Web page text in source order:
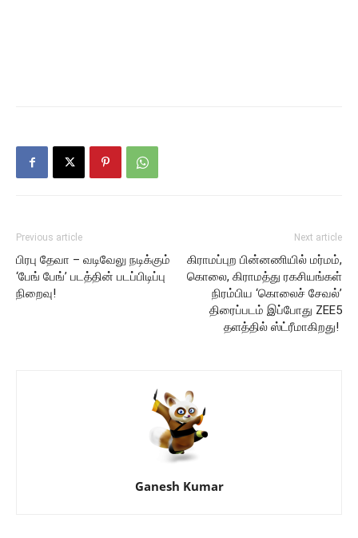
Previous article
பிரபு தேவா – வடிவேலு நடிக்கும்
‘பேங் பேங்’ படத்தின் படப்பிடிப்பு
நிறைவு!
Next article
கிராமப்புற பின்னணியில் மர்மம்,
கொலை, கிராமத்து ரகசியங்கள்
நிரம்பிய ‘கொலைச் சேவல்’
திரைப்படம் இப்போது ZEE5
தளத்தில் ஸ்ட்ரீமாகிறது!
Ganesh Kumar